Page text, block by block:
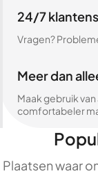
24/7
Vragen?
Meer dan
Maak gebruik
comfortabeler
Plaatsen waar